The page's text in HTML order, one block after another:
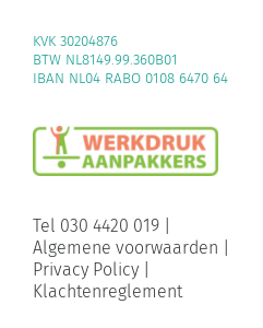
KVK 30204876
BTW NL8149.99.360B01
IBAN NL04 RABO 0108 6470 64
Tel 030 4420 019|
Algemene voorwaarden
Privacy Policy|
Klachtenreglement